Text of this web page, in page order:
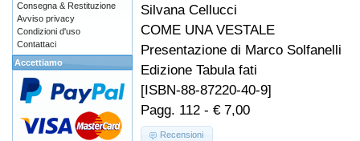
Silvana Cellucci
COME UNA VESTALE
Presentazione di Marco Solfanelli
Edizione Tabula fati
[ISBN-88-87220-40-9]
Pagg. 112 - € 7,00
Recensioni
Consegna & Restituzione
Avviso privacy
Condizioni d'uso
Contattaci
Accettiamo